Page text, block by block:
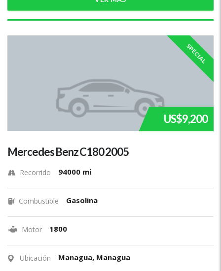
SPECIAL
US$9,200
Mercedes Benz C180 2005
Recorrido 94000 mi
Combustible Gasolina
Motor 1800
Ubicación Managua, Managua